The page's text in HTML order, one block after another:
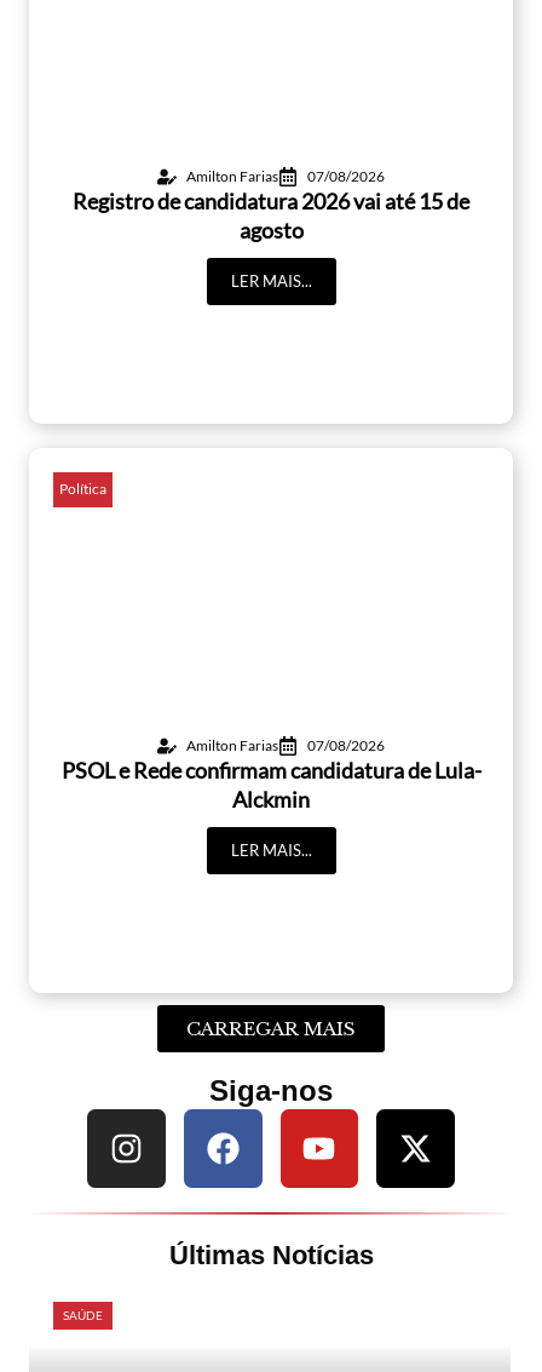
Amilton Farias 07/08/2026
Registro de candidatura 2026 vai até 15 de
agosto
LER MAIS...
Política
Amilton Farias 07/08/2026
PSOL e Rede confirmam candidatura de Lula-
Alckmin
LER MAIS...
CARREGAR MAIS
Siga-nos
Últimas Notícias
SAÚDE